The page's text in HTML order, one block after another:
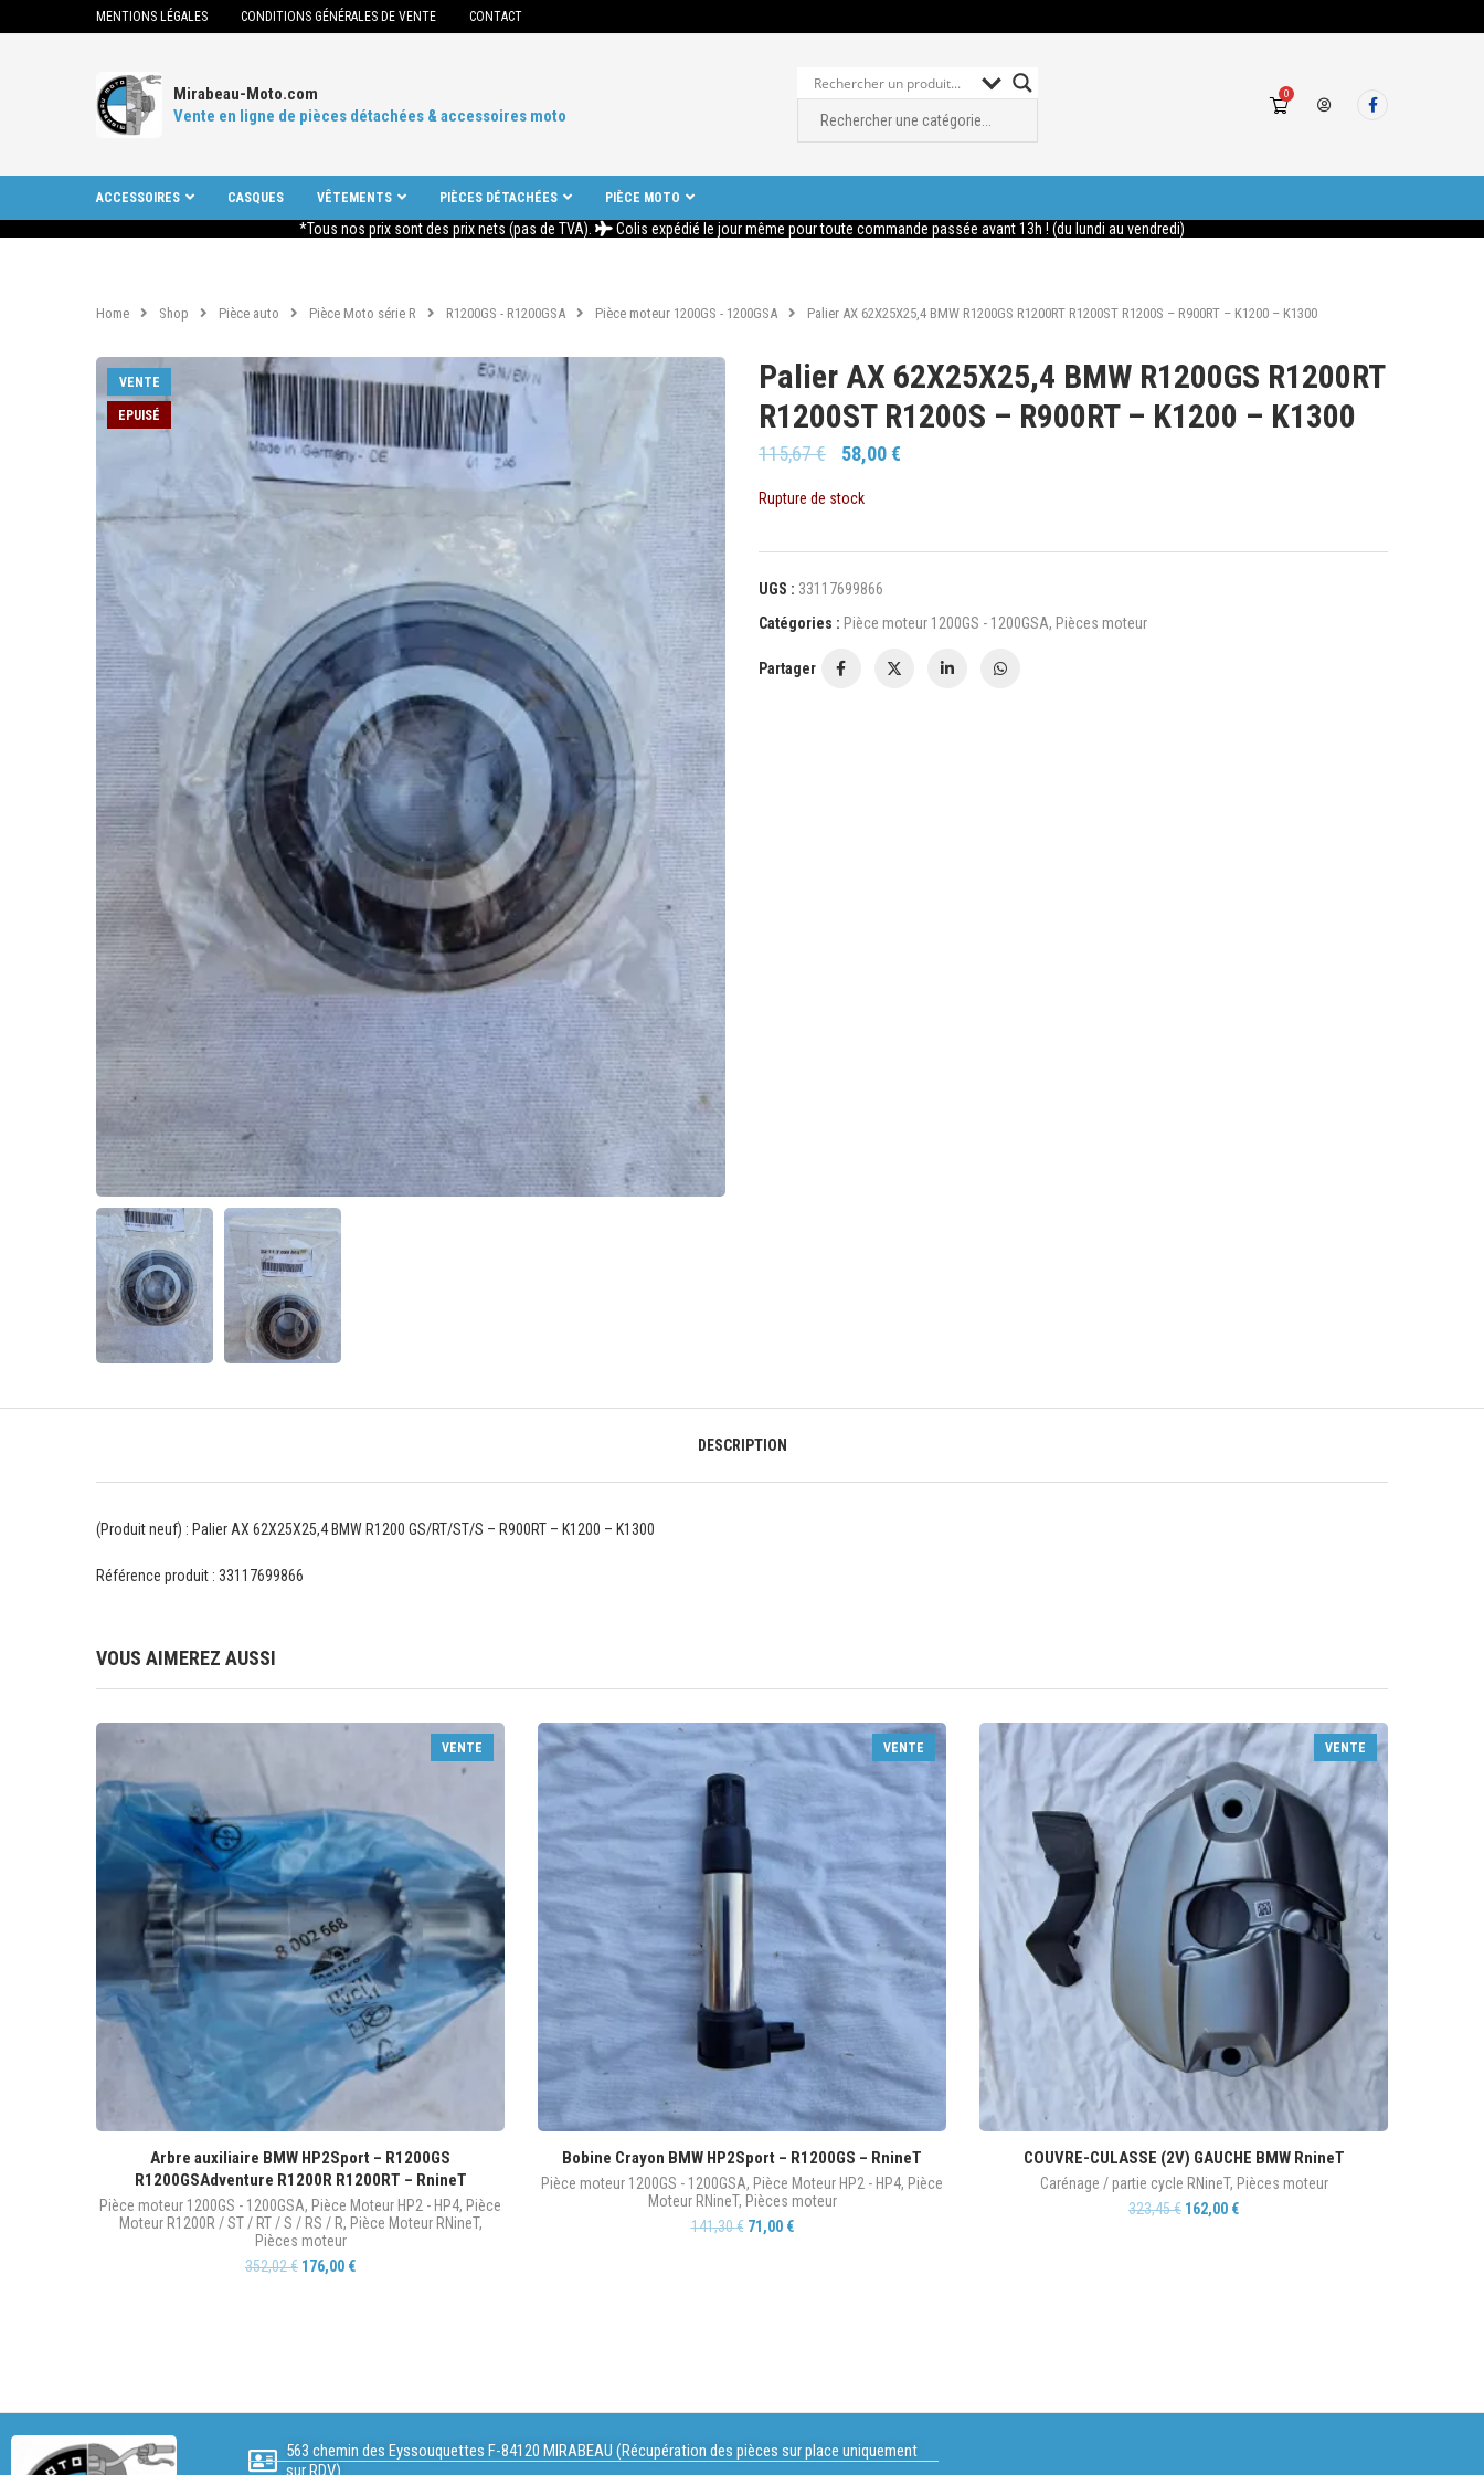
MENTIONS LÉGALES CONDITIONS GÉNÉRALES DE VENTE CONTACT
Mirabeau-Moto.com
Vente en ligne de pièces détachées & accessoires moto
0
ACCESSOIRES CASQUES VÊTEMENTS PIÈCES DÉTACHÉES PIÈCE MOTO
*Tous nos prix sont des prix nets (pas de TVA). Colis expédié le jour même pour toute commande passée avant 13h ! (du lundi au vendredi)
Home Shop Pièce auto Pièce Moto série R R1200GS - R1200GSA Pièce moteur 1200GS - 1200GSA Palier AX 62X25X25,4 BMW R1200GS R1200RT R1200ST R1200S – R900RT – K1200 – K1300
VENTE
EPUISÉ
Palier AX 62X25X25,4 BMW R1200GS R1200RT
R1200ST R1200S – R900RT – K1200 – K1300
115,67€ 58,00€
Rupture de stock
UGS : 33117699866
Catégories : Pièce moteur 1200GS - 1200GSA, Pièces moteur
Partager
DESCRIPTION
(Produit neuf) : Palier AX 62X25X25,4 BMW R1200 GS/RT/ST/S – R900RT – K1200 – K1300
Référence produit : 33117699866
VOUS AIMEREZ AUSSI
VENTE
Arbre auxiliaire BMW HP2Sport – R1200GS
R1200GSAdventure R1200R R1200RT – RnineT
Pièce moteur 1200GS - 1200GSA, Pièce Moteur HP2 - HP4, Pièce
Moteur R1200R / ST / RT / S / RS / R, Pièce Moteur RNineT,
Pièces moteur
352,02€ 176,00 €
VENTE
Bobine Crayon BMW HP2Sport – R1200GS – RnineT
Pièce moteur 1200GS - 1200GSA, Pièce Moteur HP2 - HP4, Pièce
Moteur RNineT, Pièces moteur
141,30€ 71,00 €
VENTE
COUVRE-CULASSE (2V) GAUCHE BMW RnineT
Carénage / partie cycle RNineT, Pièces moteur
323,45€ 162,00 €
563 chemin des Eyssouquettes F-84120 MIRABEAU (Récupération des pièces sur place uniquement
sur RDV)